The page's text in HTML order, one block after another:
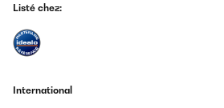
Listé chez:
International